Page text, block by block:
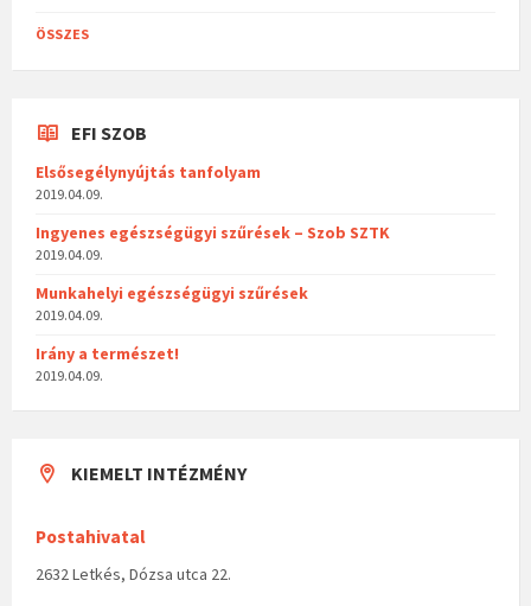
ÖSSZES
EFI SZOB
Elsősegélynyújtás tanfolyam
2019.04.09.
Ingyenes egészségügyi szűrések – Szob SZTK
2019.04.09.
Munkahelyi egészségügyi szűrések
2019.04.09.
Irány a természet!
2019.04.09.
KIEMELT INTÉZMÉNY
Postahivatal
2632 Letkés, Dózsa utca 22.